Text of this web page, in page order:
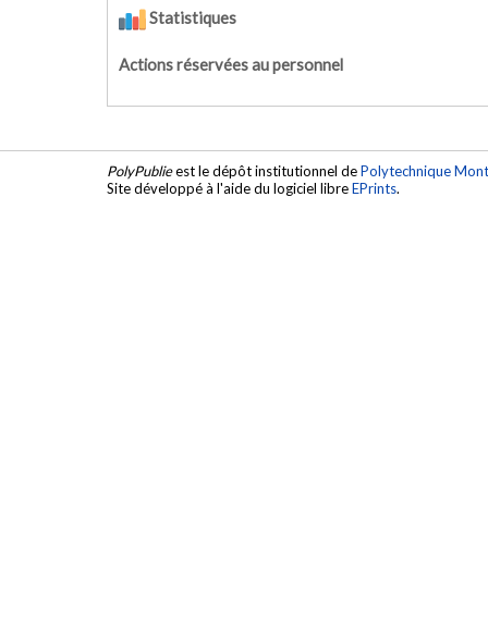
Statistiques
Actions réservées au personnel
PolyPublieest le dépôt institutionnel dePolytechnique
Site développé à l'aide du logiciel libreEPrints.